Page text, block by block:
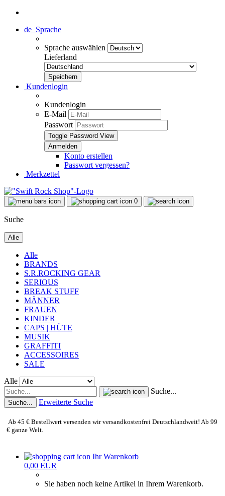
de Sprache
Sprache auswählen
Lieferland
Kundenlogin
Kundenlogin
E-Mail
Passwort
Toggle Password View
Konto erstellen
Passwort vergessen?
Merkzettel
0
Suche
Alle
Alle
BRANDS
S.R.ROCKING GEAR
SERIOUS
BREAK STUFF
MÄNNER
FRAUEN
KINDER
CAPS | HÜTE
MUSIK
GRAFFITI
ACCESSOIRES
SALE
Alle
Suche...
Suche... Erweiterte Suche
Ab 45 € Bestellwert versenden wir versandkostenfrei Deutschlandweit! Ab 99
€ ganze Welt.
Ihr Warenkorb
0,00 EUR
Sie haben noch keine Artikel in Ihrem Warenkorb.